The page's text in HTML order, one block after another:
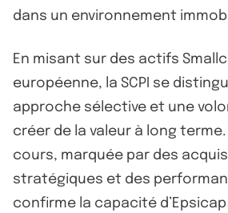
dans un environnement
En misant sur des actifs
européenne, la SCPI se
approche sélective et une
créer de la valeur à long terme.
cours, marquée par des
stratégiques et des
confirme la capacité d’Epsicap